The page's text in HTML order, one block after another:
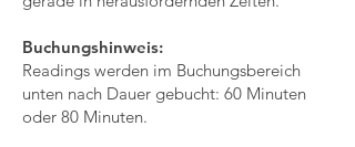
Buchungshinweis:
Readings werden im Buchungsbereich
unten nach Dauer gebucht: 60 Minuten
oder 80 Minuten.